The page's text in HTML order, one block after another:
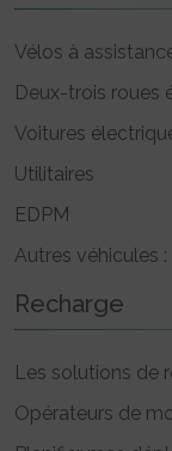
Vélos à
Deux-trois roues
Voitures
Utilitaires
EDPM
Autres véhicules
Recharge
Les solutions de
Opérateurs de